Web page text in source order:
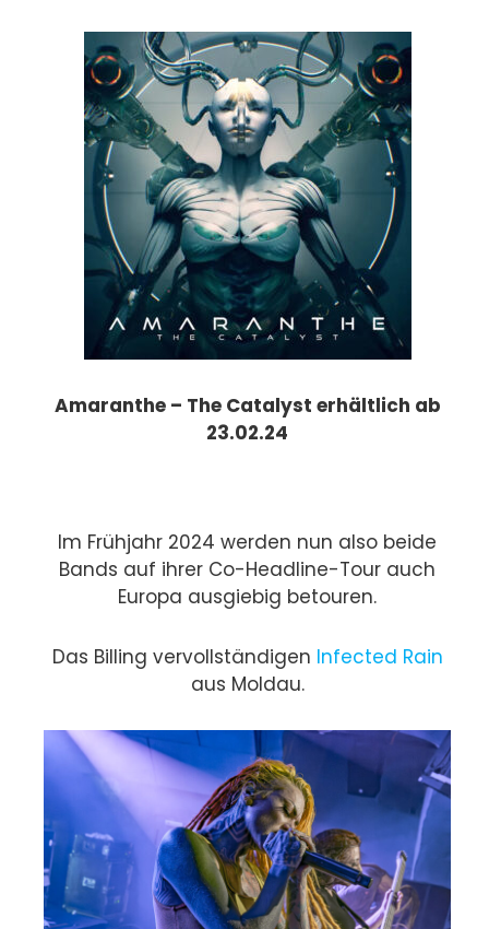
Amaranthe – The Catalyst erhältlich ab
23.02.24
Im Frühjahr 2024 werden nun also beide
Bands auf ihrer Co-Headline-Tour auch
Europa ausgiebig betouren.
Das Billing vervollständigen Infected Rain
aus Moldau.